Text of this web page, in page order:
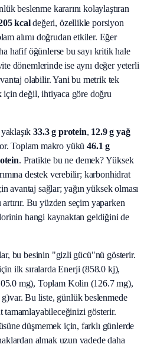
beslenme kararını kolaylaştıran
kcaldeğeri, özellikle porsiyon
alımı doğrudan etkiler. Eğer
hafif öğünlerse bu sayı kritik hale
dönemlerinde ise aynı değer yeterli
olabilir. Yani bu metrik tek
değil, ihtiyaca göre doğru
33.3g protein, 12.9g yağ
Toplam makro yükü46.1 g
. Pratikte bu ne demek? Yüksek
destek verebilir; karbonhidrat
avantaj sağlar; yağın yüksek olması
Bu yüzden seçim yaparken
hangi kaynaktan geldiğini de
bu besinin "gizli gücü"nü gösterir.
ilk sıralarda Enerji (858.0 kj),
mg), Toplam Kolin (126.7 mg),
g)var. Bu liste, günlük beslenmede
tamamlayabileceğinizi gösterir.
düşmemek için, farklı günlerde
almak uzun vadede daha